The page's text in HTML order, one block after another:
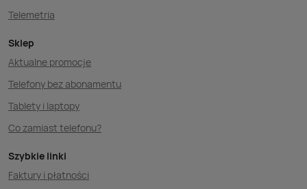
Telemetria
Sklep
Aktualne promocje
Telefony bez abonamentu
Tablety i laptopy
Co zamiast telefonu?
Szybkie linki
Faktury i płatności